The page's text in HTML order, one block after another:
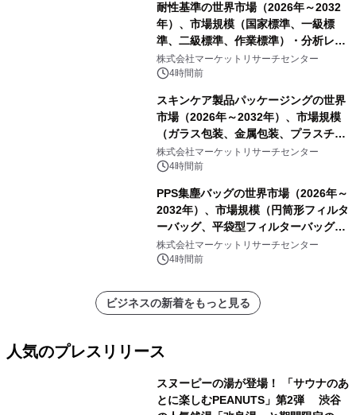
耐性基準の世界市場（2026年～2032
年）、市場規模（国家標準、一級標
準、二級標準、作業標準）・分析レポ
ートを発表
株式会社マーケットリサーチセンター
4時間前
スキンケア製品パッケージングの世界
市場（2026年～2032年）、市場規模
（ガラス包装、金属包装、プラスチッ
ク包装、その他）・分析レポートを発
表
株式会社マーケットリサーチセンター
4時間前
PPS集塵バッグの世界市場（2026年～
2032年）、市場規模（円筒形フィルタ
ーバッグ、平袋型フィルターバッグ、
プリーツフィルターバッグ、その
他）・分析レポートを発表
株式会社マーケットリサーチセンター
4時間前
ビジネスの新着をもっと見る
人気のプレスリリース
スヌーピーの湯が登場！ 「サウナのあ
とに楽しむPEANUTS」第2弾 渋谷